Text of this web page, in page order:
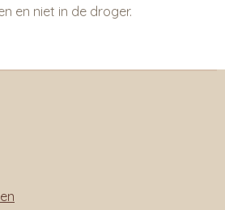
en niet in de droger.